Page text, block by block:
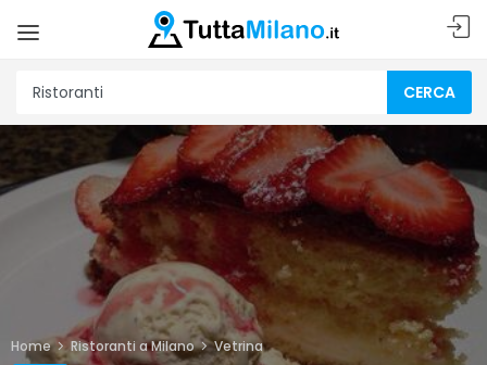
CERCA
Home Ristoranti a Milano Vetrina